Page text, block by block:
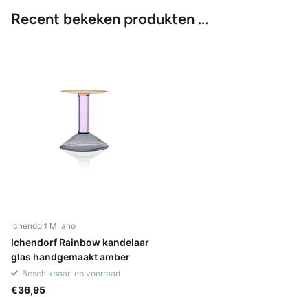
Recent bekeken produkten ...
Ichendorf Milano
Ichendorf Rainbow kandelaar
glas handgemaakt amber
Beschikbaar: op voorraad
€36,95